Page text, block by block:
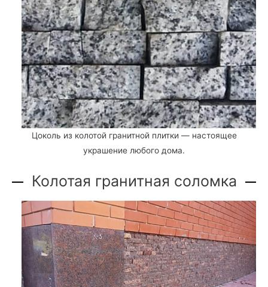
Цоколь из колотой гранитной плитки — настоящее
украшение любого дома.
Колотая гранитная соломка